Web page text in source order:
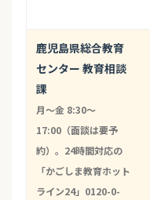
鹿児島県総合教育
センター 教育相談
課
月〜金 8:30〜
17:00（面談は要予
約）。24時間対応の
「かごしま教育ホット
ライン24」0120-0-